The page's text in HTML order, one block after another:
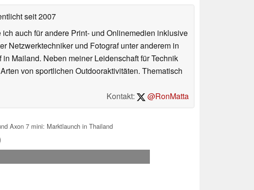
seit 2007
auch für andere Print- und Onlinemedien inklusive
Netzwerktechniker und Fotograf unter anderem in
Mailand. Neben meiner Leidenschaft für Technik
von sportlichen Outdooraktivitäten. Thematisch
Kontakt:
@RonMatta
Axon 7 mini: Marktlaunch in Thailand